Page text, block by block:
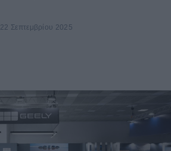
22 Σεπτεμβρίου 2025